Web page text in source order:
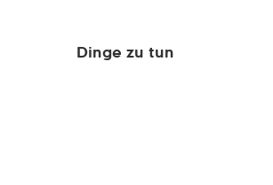
Dinge zu tun